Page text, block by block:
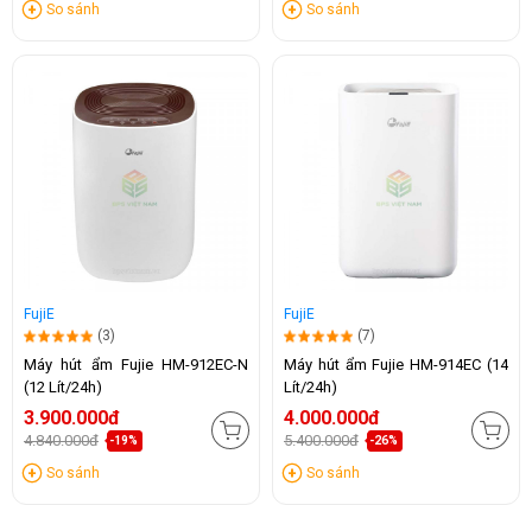
So sánh So sánh
FujiE
(3)
Máy hút ẩm Fujie HM-912EC-N
(12 Lít/24h)
3.900.000đ
4.840.000đ -19%
So sánh
FujiE
(7)
Máy hút ẩm Fujie HM-914EC (14
Lít/24h)
4.000.000đ
5.400.000đ -26%
So sánh